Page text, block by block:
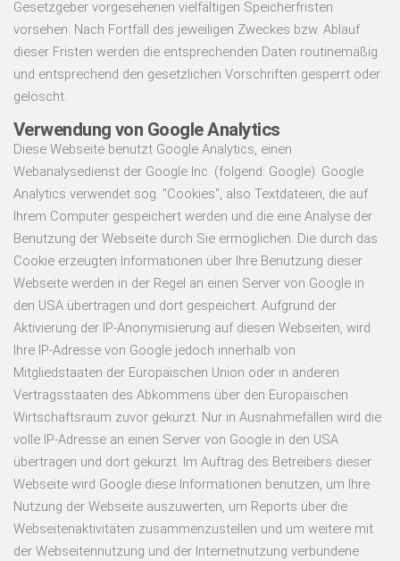
Gesetzgeber vorgesehenen vielfältigen Speicherfristen
vorsehen. Nach Fortfall des jeweiligen Zweckes bzw. Ablauf
dieser Fristen werden die entsprechenden Daten routinemäßig
und entsprechend den gesetzlichen Vorschriften gesperrt oder
gelöscht.
Verwendung von Google Analytics
Diese Webseite benutzt Google Analytics, einen
Webanalysedienst der Google Inc. (folgend: Google). Google
Analytics verwendet sog. "Cookies", also Textdateien, die auf
Ihrem Computer gespeichert werden und die eine Analyse der
Benutzung der Webseite durch Sie ermöglichen. Die durch das
Cookie erzeugten Informationen über Ihre Benutzung dieser
Webseite werden in der Regel an einen Server von Google in
den USA übertragen und dort gespeichert. Aufgrund der
Aktivierung der IP-Anonymisierung auf diesen Webseiten, wird
Ihre IP-Adresse von Google jedoch innerhalb von
Mitgliedstaaten der Europäischen Union oder in anderen
Vertragsstaaten des Abkommens über den Europäischen
Wirtschaftsraum zuvor gekürzt. Nur in Ausnahmefällen wird die
volle IP-Adresse an einen Server von Google in den USA
übertragen und dort gekürzt. Im Auftrag des Betreibers dieser
Webseite wird Google diese Informationen benutzen, um Ihre
Nutzung der Webseite auszuwerten, um Reports über die
Webseitenaktivitäten zusammenzustellen und um weitere mit
der Webseitennutzung und der Internetnutzung verbundene